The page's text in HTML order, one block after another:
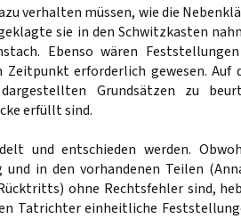
verhalten müssen, wie die
sie in den Schwitzkasten
Ebenso wären
erforderlich gewesen. Auf
Grundsätzen zu
erfüllt sind.
und entschieden werden.
in den vorhandenen Teilen
ohne Rechtsfehler sind,
Tatrichter einheitliche